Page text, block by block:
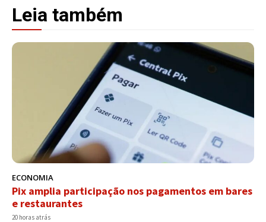
Leia também
ECONOMIA
Pix amplia participação nos pagamentos em bares
e restaurantes
20 horas atrás